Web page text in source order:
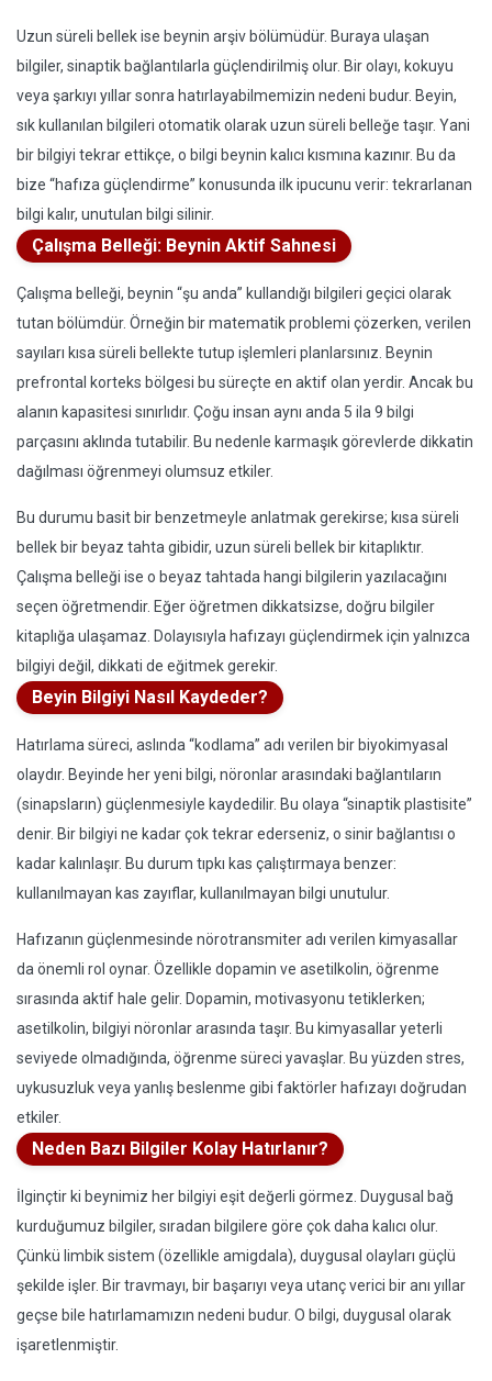
Uzun süreli bellek ise beynin arşiv bölümüdür. Buraya ulaşan
bilgiler, sinaptik bağlantılarla güçlendirilmiş olur. Bir olayı, kokuyu
veya şarkıyı yıllar sonra hatırlayabilmemizin nedeni budur. Beyin,
sık kullanılan bilgileri otomatik olarak uzun süreli belleğe taşır. Yani
bir bilgiyi tekrar ettikçe, o bilgi beynin kalıcı kısmına kazınır. Bu da
bize “hafıza güçlendirme” konusunda ilk ipucunu verir: tekrarlanan
bilgi kalır, unutulan bilgi silinir.
Çalışma Belleği: Beynin Aktif Sahnesi
Çalışma belleği, beynin “şu anda” kullandığı bilgileri geçici olarak
tutan bölümdür. Örneğin bir matematik problemi çözerken, verilen
sayıları kısa süreli bellekte tutup işlemleri planlarsınız. Beynin
prefrontal korteks bölgesi bu süreçte en aktif olan yerdir. Ancak bu
alanın kapasitesi sınırlıdır. Çoğu insan aynı anda 5 ila 9 bilgi
parçasını aklında tutabilir. Bu nedenle karmaşık görevlerde dikkatin
dağılması öğrenmeyi olumsuz etkiler.
Bu durumu basit bir benzetmeyle anlatmak gerekirse; kısa süreli
bellek bir beyaz tahta gibidir, uzun süreli bellek bir kitaplıktır.
Çalışma belleği ise o beyaz tahtada hangi bilgilerin yazılacağını
seçen öğretmendir. Eğer öğretmen dikkatsizse, doğru bilgiler
kitaplığa ulaşamaz. Dolayısıyla hafızayı güçlendirmek için yalnızca
bilgiyi değil, dikkati de eğitmek gerekir.
Beyin Bilgiyi Nasıl Kaydeder?
Hatırlama süreci, aslında “kodlama” adı verilen bir biyokimyasal
olaydır. Beyinde her yeni bilgi, nöronlar arasındaki bağlantıların
(sinapsların) güçlenmesiyle kaydedilir. Bu olaya “sinaptik plastisite”
denir. Bir bilgiyi ne kadar çok tekrar ederseniz, o sinir bağlantısı o
kadar kalınlaşır. Bu durum tıpkı kas çalıştırmaya benzer:
kullanılmayan kas zayıflar, kullanılmayan bilgi unutulur.
Hafızanın güçlenmesinde nörotransmiter adı verilen kimyasallar
da önemli rol oynar. Özellikle dopamin ve asetilkolin, öğrenme
sırasında aktif hale gelir. Dopamin, motivasyonu tetiklerken;
asetilkolin, bilgiyi nöronlar arasında taşır. Bu kimyasallar yeterli
seviyede olmadığında, öğrenme süreci yavaşlar. Bu yüzden stres,
uykusuzluk veya yanlış beslenme gibi faktörler hafızayı doğrudan
etkiler.
Neden Bazı Bilgiler Kolay Hatırlanır?
İlginçtir ki beynimiz her bilgiyi eşit değerli görmez. Duygusal bağ
kurduğumuz bilgiler, sıradan bilgilere göre çok daha kalıcı olur.
Çünkü limbik sistem (özellikle amigdala), duygusal olayları güçlü
şekilde işler. Bir travmayı, bir başarıyı veya utanç verici bir anı yıllar
geçse bile hatırlamamızın nedeni budur. O bilgi, duygusal olarak
işaretlenmiştir.